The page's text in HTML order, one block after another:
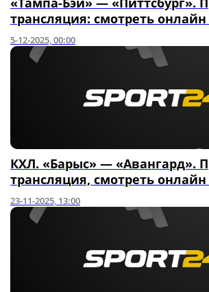
трансляция: смотреть
5-12-2025, 00:00
КХЛ. «Барыс» — «Авангард».
трансляция, смотреть
23-11-2025, 13:00